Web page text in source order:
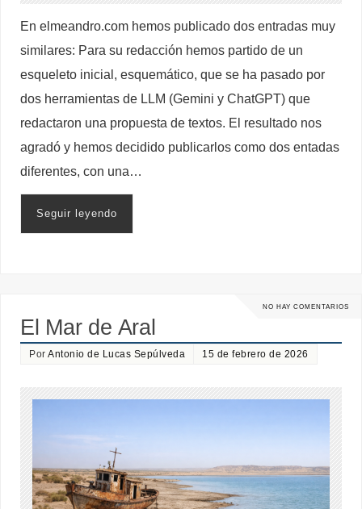
En elmeandro.com hemos publicado dos entradas muy
similares: Para su redacción hemos partido de un
esqueleto inicial, esquemático, que se ha pasado por
dos herramientas de LLM (Gemini y ChatGPT) que
redactaron una propuesta de textos. El resultado nos
agradó y hemos decidido publicarlos como dos entadas
diferentes, con una…
Seguir leyendo
NO HAY COMENTARIOS
El Mar de Aral
PorAntonio de Lucas Sepúlveda 15 de febrero de 2026